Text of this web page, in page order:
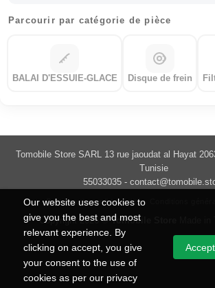
Our website uses cookies to
give you the best and most
relevant experience. By
clicking on accept, you give
your consent to the use of
cookies as per our privacy
Accept
Parcourir par catégorie de pièce
BALAI D'ESSUIE-GLACE Disque de frein
Tomobile Store SARL 13 rue jaoudat al Hayat
Tunisie
55033035 -
Politique de confidentialité
Copyright 2026 ©Tomobile Store